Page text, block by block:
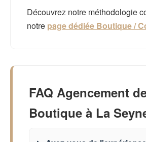
Découvrez notre méthodologie
notre page dédiée Boutique /
FAQ Agencement
Boutique à La